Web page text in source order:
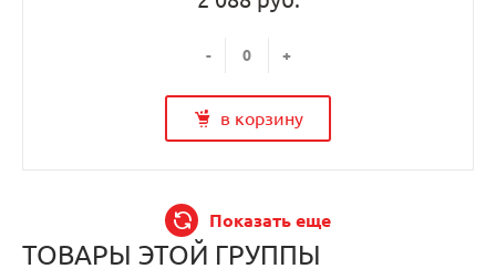
- +
в корзину
Показать еще
ТОВАРЫ ЭТОЙ ГРУППЫ